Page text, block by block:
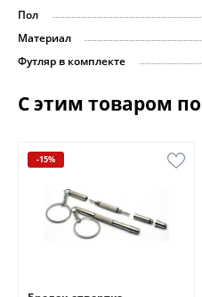
Пол
Материал
Футляр в комплекте
С этим товаром
-15%